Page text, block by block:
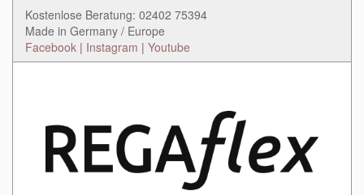
Kostenlose Beratung: 02402 75394
Made in Germany / Europe
Facebook | Instagram | Youtube